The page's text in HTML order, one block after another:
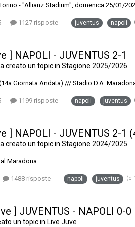
- "Allianz Stadium", domenica 25/01/
1127 risposte juventus napoli
] NAPOLI - JUVENTUS 2-1
creato un topic in Stagione 2025/2026
Giornata Andata) /// Stadio D.A.
1199 risposte napoli juventus
] NAPOLI - JUVENTUS 2-1
creato un topic in Stagione 2024/2025
Maradona
1488 risposte napoli juventus (e
] JUVENTUS - NAPOLI 0-0
un topic in Live Juve